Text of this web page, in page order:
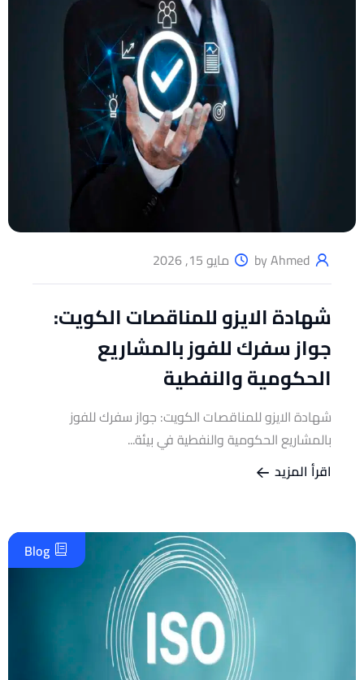
by Ahmed مايو 15, 2026
شهادة الايزو للمناقصات الكويت:
جواز سفرك للفوز بالمشاريع
الحكومية والنفطية
شهادة الايزو للمناقصات الكويت: جواز سفرك للفوز
بالمشاريع الحكومية والنفطية في بيئة...
اقرأ المزيد
Blog